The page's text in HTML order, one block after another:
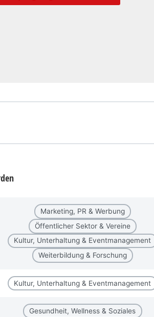
Marketing, PR & Werbung
Öffentlicher Sektor & Vereine
Kultur, Unterhaltung & Eventmanagement
Weiterbildung & Forschung
Kultur, Unterhaltung & Eventmanagement
Gesundheit, Wellness & Soziales